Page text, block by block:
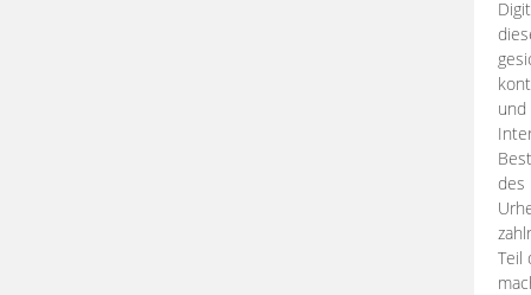
des
Teil